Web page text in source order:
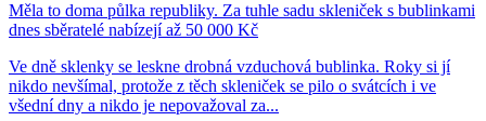
Měla to doma půlka republiky. Za tuhle sadu skleniček s bublinkami
dnes sběratelé nabízejí až 50 000 Kč
Ve dně sklenky se leskne drobná vzduchová bublinka. Roky si jí
nikdo nevšímal, protože z těch skleniček se pilo o svátcích i ve
všední dny a nikdo je nepovažoval za...